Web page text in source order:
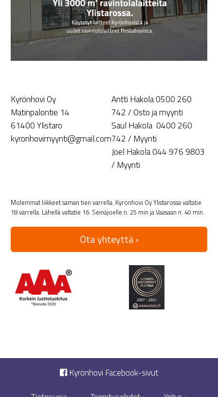
Kyrönhovi Oy
Matinpalontie 14
61400 Ylistaro
kyronhovimyynti@gmail.com
Antti Hakola 0500 260
742 / Osto ja myynti
Saul Hakola 0400 260
742 / Myynti
Joel Hakola 044 976 9803
/ Myynti
Molemmat liikkeet saman tien varrella. Kyrönhovi Oy Ylistarossa valtatie
18 varrella. Lähellä valtatie 16. Seinäjoelle n. 25 min ja Vaasaan n. 40 min.
Ota yhteyttä ›
Kyrönhovi Facebook-sivut